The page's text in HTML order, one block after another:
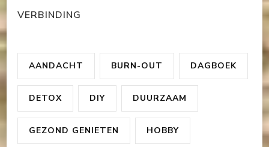
VERBINDING
AANDACHT BURN-OUT DAGBOEK
DETOX DIY DUURZAAM
GEZOND GENIETEN HOBBY